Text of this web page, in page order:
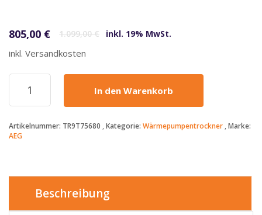
1.099,00€
805,00 € inkl. 19% MwSt.
inkl. Versandkosten
AEG
805€
TR9T75680
-
Wärmepumpentrockner
Menge
In den Warenkorb
Artikelnummer: TR9T75680 Kategorie: Wärmepumpentrockner Marke:
AEG
Beschreibung